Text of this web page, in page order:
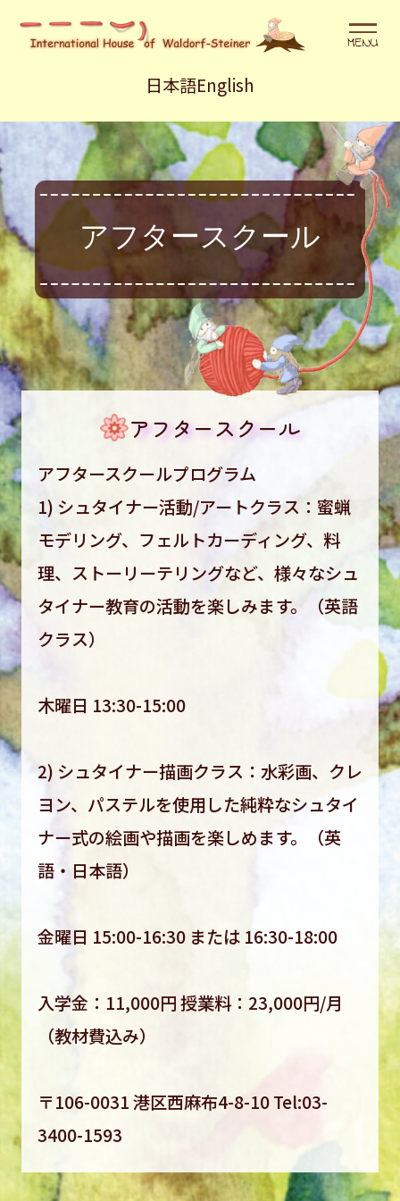
メニュ
日本語English
アフタースクール
アフタースクール
アフタースクールプログラム
1) シュタイナー活動/アートクラス：蜜蝋
モデリング、フェルトカーディング、料
理、ストーリーテリングなど、様々なシュ
タイナー教育の活動を楽しみます。（英語
クラス）
木曜日 13:30-15:00
2) シュタイナー描画クラス：水彩画、クレ
ヨン、パステルを使用した純粋なシュタイ
ナー式の絵画や描画を楽しめます。（英
語・日本語）
金曜日 15:00-16:30 または 16:30-18:00
入学金：11,000円 授業料：23,000円/月
（教材費込み）
〒106-0031 港区西麻布4-8-10 Tel:03-
3400-1593